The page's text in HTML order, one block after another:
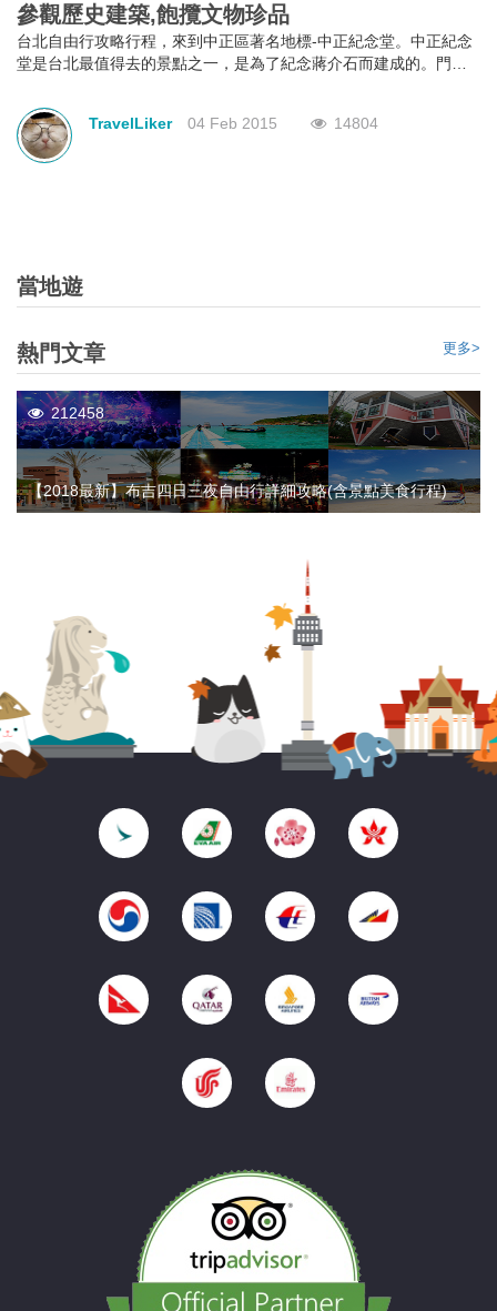
參觀歷史建築,飽攬文物珍品
台北自由行攻略行程，來到中正區著名地標-中正紀念堂。中正紀念
堂是台北最值得去的景點之一，是為了紀念蔣介石而建成的。門票
國庭園造景為主要設計思路，藍白的色調代表了自由、平等。除了
參觀其各式各樣的建築風格，它另一個著名的表演是每小時的換班
儀式，表演項目是參觀中正紀念的重點之一，也是中正紀念堂背後
TravelLiker 04 Feb 2015 14804
當地遊
熱門文章 更多>
【2018最新】布吉四日三夜自由行詳細攻略(含景點美食行程)
212458